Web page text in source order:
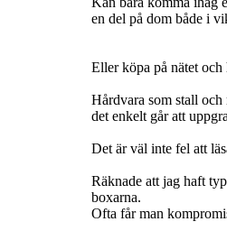
en del på dom både i
Eller köpa på nätet och
Hårdvara som stall
det enkelt går att
Det är väl inte fel att
Räknade att jag haft
boxarna.
Ofta får man